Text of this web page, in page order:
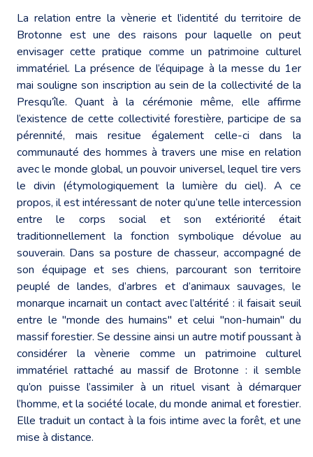
La relation entre la vènerie et l’identité du territoire de
Brotonne est une des raisons pour laquelle on peut
envisager cette pratique comme un patrimoine culturel
immatériel. La présence de l’équipage à la messe du 1er
mai souligne son inscription au sein de la collectivité de la
Presqu’île. Quant à la cérémonie même, elle affirme
l’existence de cette collectivité forestière, participe de sa
pérennité, mais resitue également celle-ci dans la
communauté des hommes à travers une mise en relation
avec le monde global, un pouvoir universel, lequel tire vers
le divin (étymologiquement la lumière du ciel). A ce
propos, il est intéressant de noter qu’une telle intercession
entre le corps social et son extériorité était
traditionnellement la fonction symbolique dévolue au
souverain. Dans sa posture de chasseur, accompagné de
son équipage et ses chiens, parcourant son territoire
peuplé de landes, d’arbres et d’animaux sauvages, le
monarque incarnait un contact avec l’altérité : il faisait seuil
entre le "monde des humains" et celui "non-humain" du
massif forestier. Se dessine ainsi un autre motif poussant à
considérer la vènerie comme un patrimoine culturel
immatériel rattaché au massif de Brotonne : il semble
qu’on puisse l’assimiler à un rituel visant à démarquer
l’homme, et la société locale, du monde animal et forestier.
Elle traduit un contact à la fois intime avec la forêt, et une
mise à distance.